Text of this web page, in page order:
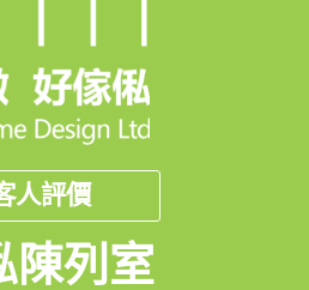
人評價
陳列室